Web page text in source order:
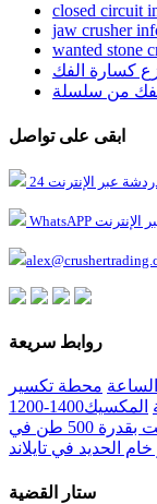
closed circuit
jaw crusher
wanted stone
كسارة الفك
ابقى على تواصل
عبر الإنترنت
روابط سريعة
محطة تكسير
المكسيك1400-1200 TPH
محطة تكسير البازلت بقدرة 500 طن في
الحديد في تايلاند
ستار القضية